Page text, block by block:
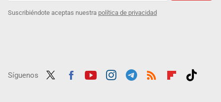
Suscribiéndote aceptas nuestra política de privacidad
Síguenos